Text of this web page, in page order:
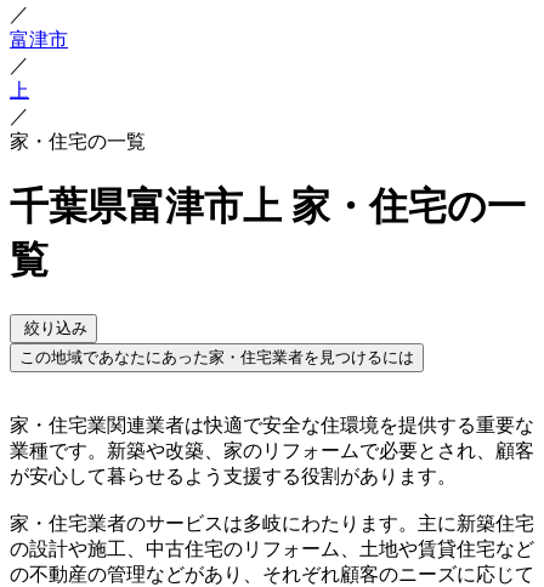
／
富津市
／
上
／
家・住宅の一覧
千葉県富津市上 家・住宅の一
覧
絞り込み
この地域であなたにあった家・住宅業者を見つけるには
家・住宅業関連業者は快適で安全な住環境を提供する重要な
業種です。新築や改築、家のリフォームで必要とされ、顧客
が安心して暮らせるよう支援する役割があります。
家・住宅業者のサービスは多岐にわたります。主に新築住宅
の設計や施工、中古住宅のリフォーム、土地や賃貸住宅など
の不動産の管理などがあり、それぞれ顧客のニーズに応じて